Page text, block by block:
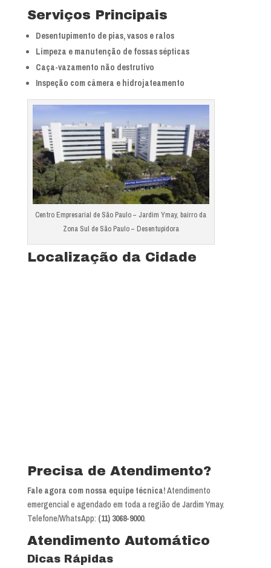
Serviços Principais
Desentupimento de pias, vasos e ralos
Limpeza e manutenção de fossas sépticas
Caça-vazamento não destrutivo
Inspeção com câmera e hidrojateamento
Centro Empresarial de São Paulo – Jardim Ymay, bairro da
Zona Sul de São Paulo – Desentupidora
Localização da Cidade
Precisa de Atendimento?
Fale agora com nossa equipe técnica!Atendimento
emergencial e agendado em toda a região de Jardim Ymay.
Telefone/WhatsApp: (11) 3068-9000.
Atendimento Automático
Dicas Rápidas